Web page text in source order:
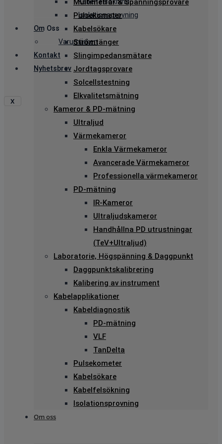
Isolationsprovning
Om Oss
Varumärken
Kontakt
Nyhetsbrev
X
Multimetrar & Spänningsprovare
Pulsekometer
Kabelsökare
Strömtänger
Slingimpedansmätare
Jordtagsprovare
Solcellstestning
Elkvalitetsmätning
Kameror & PD-mätning
Ultraljud
Värmekameror
Enkla Värmekameror
Avancerade Värmekameror
Professionella värmekameror
PD-mätning
IR-Kameror
Ultraljudskameror
Handhållna PD utrustningar
(TeV+Ultraljud)
Laboratorie, Högspänning & Daggpunkt
Daggpunktskalibrering
Kalibering av instrument
Kabelapplikationer
Kabeldiagnostik
PD-mätning
VLF
TanDelta
Pulsekometer
Kabelsökare
Kabelfelsökning
Isolationsprovning
Om oss